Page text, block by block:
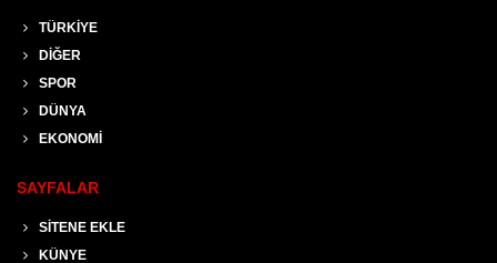
TÜRKİYE
DİĞER
SPOR
DÜNYA
EKONOMİ
SAYFALAR
SİTENE EKLE
KÜNYE